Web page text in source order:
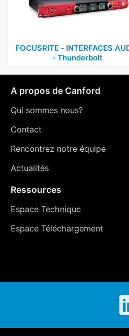
FOCUSRITE ‑ INTERFACES
‑ Thunderbolt
A propos de Canford
Qui sommes nous?
Contact
Rencontrez notre équipe
Actualités
Ressources
Espace Technique
Espace Téléchargement